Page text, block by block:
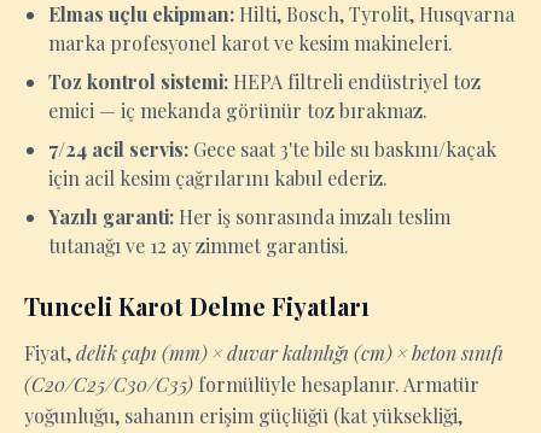
Elmas uçlu ekipman: Hilti, Bosch, Tyrolit, Husqvarna
marka profesyonel karot ve kesim makineleri.
Toz kontrol sistemi: HEPA filtreli endüstriyel toz
emici — iç mekanda görünür toz bırakmaz.
7/24 acil servis: Gece saat 3'te bile su baskını/kaçak
için acil kesim çağrılarını kabul ederiz.
Yazılı garanti: Her iş sonrasında imzalı teslim
tutanağı ve 12 ay zimmet garantisi.
Tunceli Karot Delme Fiyatları
Fiyat,delik çapı (mm) × duvar kalınlığı (cm) × beton sınıfı
(C20/C25/C30/C35) formülüyle hesaplanır. Armatür
yoğunluğu, sahanın erişim güçlüğü (kat yüksekliği,